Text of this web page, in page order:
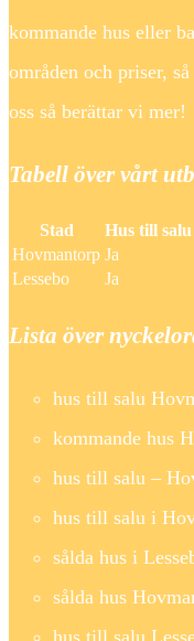
kommande hus eller
områden och priser,
oss så berättar vi mer!
Tabell över vårt
Stad Hus till salu
Hovmantorp Ja
Lessebo
Ja
Lista över
hus till salu
kommande hus
hus till salu –
hus till salu i
sålda hus i
sålda hus